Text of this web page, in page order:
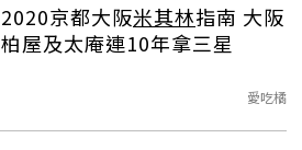
2020京都大阪米其林指南 大阪
柏屋及太庵連10年拿三星
愛吃橘